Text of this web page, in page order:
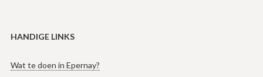
HANDIGE LINKS
Wat te doen in Epernay?